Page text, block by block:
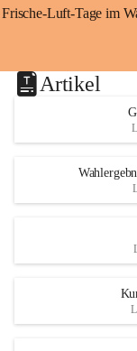
Frische-Luft-Tage im
Artikel